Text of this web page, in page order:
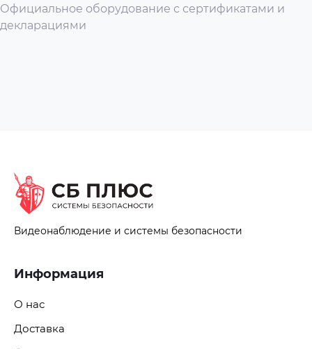
Беспроводные сети
Официальное оборудование с сертификатами и
декларациями
Видеонаблюдение и системы безопасности
Информация
О нас
Доставка